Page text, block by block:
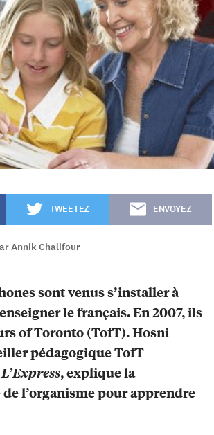
TWEETEZ ENVOYEZ
Annik Chalifour
sont venus s’installer à
le français. En 2007, ils
of Toronto (TofT). Hosni
pédagogique TofT
L’Express, explique la
l’organisme pour apprendre